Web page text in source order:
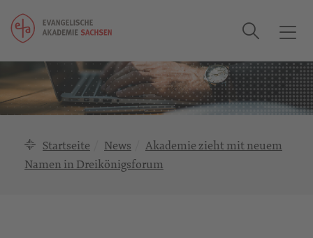
T
g
g
l
Suche
Startseite News
Akademie zieht mit neuem
Namen in Dreikönigsforum